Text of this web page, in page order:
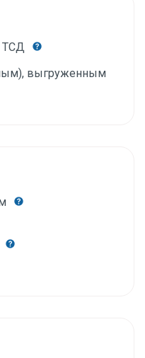
ТСД
выгруженным